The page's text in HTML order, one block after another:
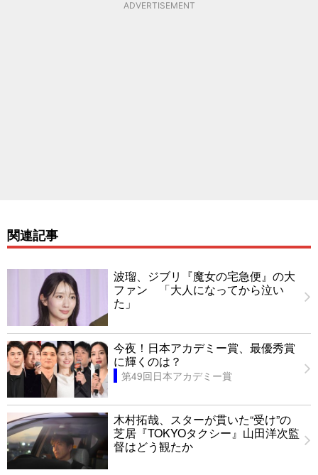
ADVERTISEMENT
関連記事
波瑠、ジブリ『魔女の宅急便』の大
ファン 「大人になってから泣い
た」
今夜！日本アカデミー賞、最優秀賞
に輝くのは？
第49回日本アカデミー賞
木村拓哉、スターが貫いた“受け”の
芝居『TOKYOタクシー』山田洋次監
督はどう観たか